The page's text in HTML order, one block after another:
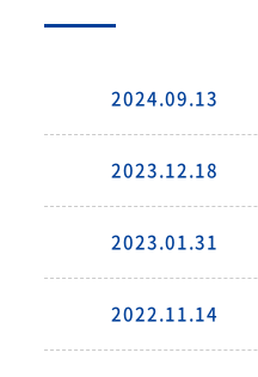
2024.09.13
2023.12.18
2023.01.31
2022.11.14